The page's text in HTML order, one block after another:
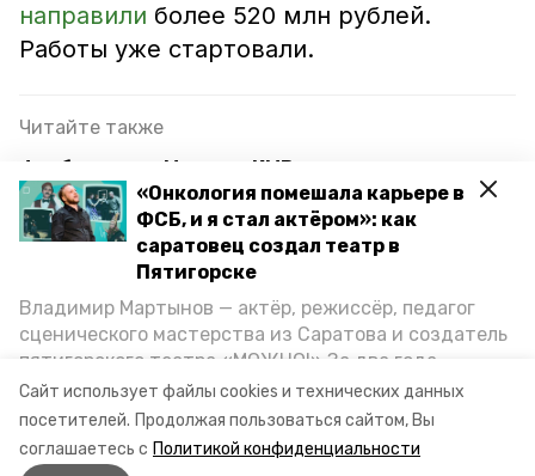
Сайт использует файлы cookies и технических данных
посетителей. Продолжая пользоваться сайтом, Вы
соглашаетесь с Политикой конфиденциальности
«Онкология помешала карьере в
ФСБ, и я стал актёром»: как
саратовец создал театр в
Пятигорске
Владимир Мартынов — актёр, режиссёр, педагог
сценического мастерства из Саратова и создатель
пятигорского театра «МОЖНО!» За два года
существования театр выпустил восемь спектаклей,
впереди — новые премьеры. О том, как стал
артистом, попал в Пятигорск и собрал труппу,
режиссёр рассказал корреспонденту «Портала
направили более 520 млн рублей.
Работы уже стартовали.
Читайте также
Футболисты «Машука-КМВ» сыграли вничью с
«Родиной-2» из Москвы
Футболисты «Машука-КМВ» крупно обыграли
«Ленинградец»
Глава Ставрополья поручил проработать вопрос
субсидирования парашютного спорта
пятигорск футбол